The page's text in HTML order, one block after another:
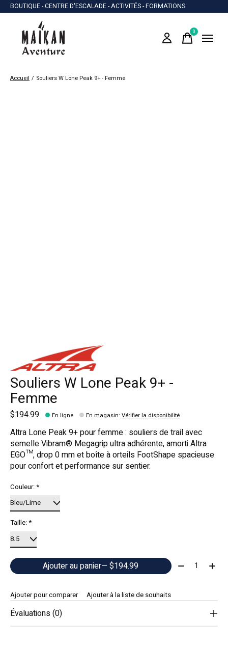
BOUTIQUE - CENTRE D'ESCALADE - ACTIVITÉS - FORMATIONS
0items
Accueil / Souliers W Lone Peak 9+ - Femme
Souliers W Lone Peak 9+ -
Femme
$194.99 En ligne En magasin:Vérifier la disponibilité
Altra Lone Peak 9+ pour femme : souliers de trail avec
semelle Vibram® Megagrip ultra adhérente, amorti Altra
EGO™, drop 0 mm et boîte à orteils FootShape spacieuse
pour confort et performance sur sentier.
Couleur:*
Taille:*
Ajouter au panier — $194.99 Quantité:
Ajouter pour comparer Ajouter à la liste de souhaits
Évaluations (0)